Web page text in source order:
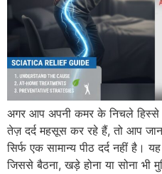
अगर आप अपनी कमर के निचले
तेज़ दर्द महसूस कर रहे हैं, तो आप
सिर्फ एक सामान्य पीठ दर्द नहीं है।
जिससे बैठना, खड़े होना या सोना भी